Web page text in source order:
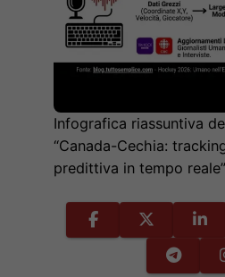
Infografica riassuntiva
“Canada-Cechia:
predittiva in tempo